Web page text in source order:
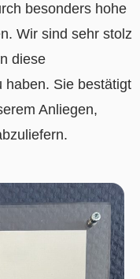
besonders hohe
Wir sind sehr stolz
diese
haben. Sie bestätigt
Anliegen,